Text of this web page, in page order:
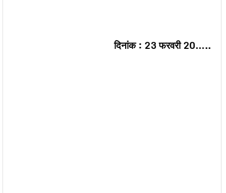
दिनांक : 23फरवरी20…..